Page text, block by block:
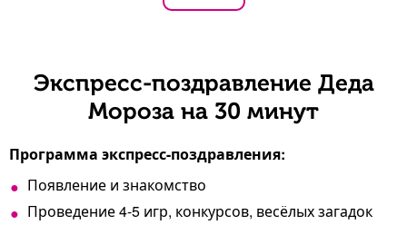
Экспресс-поздравление Деда
Мороза на 30 минут
Программа экспресс-поздравления:
Появление и знакомство
Проведение 4-5 игр, конкурсов, весёлых загадок